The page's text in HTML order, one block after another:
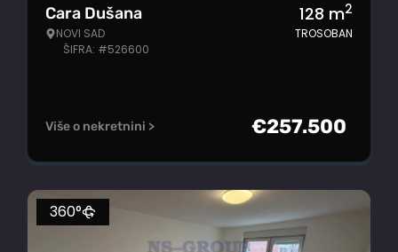
Cara Dušana
NOVI SAD
ŠIFRA: #526600
128 m2
TROSOBAN
Više o nekretnini > €257.500
360°